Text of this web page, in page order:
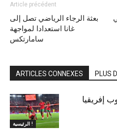
Article précédent
بعثة الرجاء الرياضي تصل إلى
غانا استعدادا لمواجهة
سامارتكس
ARTICLES CONNEXES PLUS
الرئيسية !
إفريقيا